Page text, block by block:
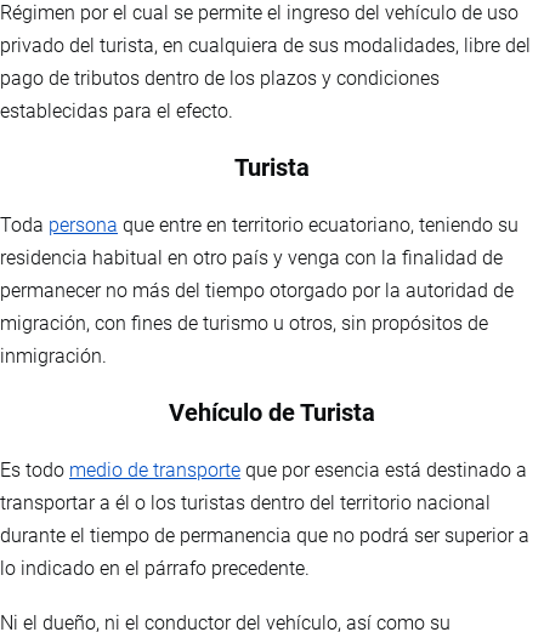
Régimen por el cual se permite el ingreso del vehículo de uso
privado del turista, en cualquiera de sus modalidades, libre del
pago de tributos dentro de los plazos y condiciones
establecidas para el efecto.
Turista
Toda persona que entre en territorio ecuatoriano, teniendo su
residencia habitual en otro país y venga con la finalidad de
permanecer no más del tiempo otorgado por la autoridad de
migración, con fines de turismo u otros, sin propósitos de
inmigración.
Vehículo de Turista
Es todo medio de transporte que por esencia está destinado a
transportar a él o los turistas dentro del territorio nacional
durante el tiempo de permanencia que no podrá ser superior a
lo indicado en el párrafo precedente.
Ni el dueño, ni el conductor del vehículo, así como su